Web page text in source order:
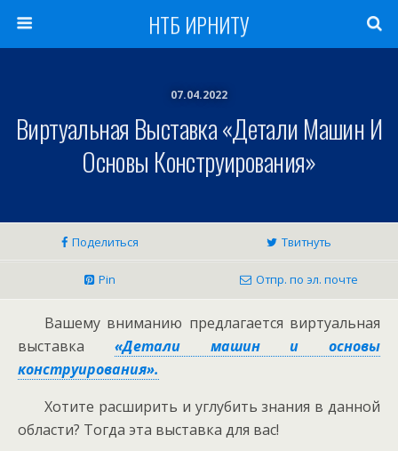
НТБ ИРНИТУ
07.04.2022
Виртуальная Выставка «Детали Машин И
Основы Конструирования»
Поделиться Твитнуть
Pin Отпр. по эл. почте
Вашему вниманию предлагается виртуальная
выставка «Детали машин и основы
конструирования».
Хотите расширить и углубить знания в данной
области? Тогда эта выставка для вас!